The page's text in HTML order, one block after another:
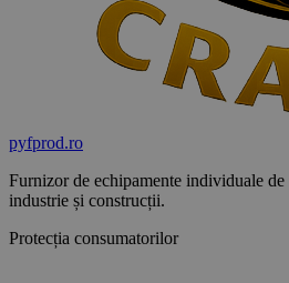
pyfprod.ro
Furnizor de echipamente individuale
industrie și construcții.
Protecția consumatorilor